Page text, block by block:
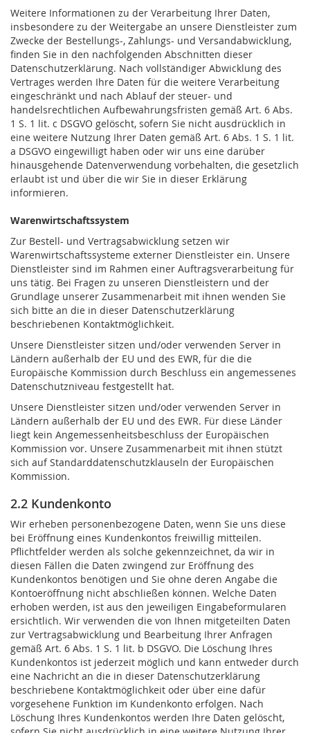
Weitere Informationen zu der Verarbeitung Ihrer Daten,
insbesondere zu der Weitergabe an unsere Dienstleister zum
Zwecke der Bestellungs-, Zahlungs- und Versandabwicklung,
finden Sie in den nachfolgenden Abschnitten dieser
Datenschutzerklärung. Nach vollständiger Abwicklung des
Vertrages werden Ihre Daten für die weitere Verarbeitung
eingeschränkt und nach Ablauf der steuer- und
handelsrechtlichen Aufbewahrungsfristen gemäß Art. 6 Abs.
1 S. 1 lit. c DSGVO gelöscht, sofern Sie nicht ausdrücklich in
eine weitere Nutzung Ihrer Daten gemäß Art. 6 Abs. 1 S. 1 lit.
a DSGVO eingewilligt haben oder wir uns eine darüber
hinausgehende Datenverwendung vorbehalten, die gesetzlich
erlaubt ist und über die wir Sie in dieser Erklärung
informieren.
Warenwirtschaftssystem
Zur Bestell- und Vertragsabwicklung setzen wir
Warenwirtschaftssysteme externer Dienstleister ein. Unsere
Dienstleister sind im Rahmen einer Auftragsverarbeitung für
uns tätig. Bei Fragen zu unseren Dienstleistern und der
Grundlage unserer Zusammenarbeit mit ihnen wenden Sie
sich bitte an die in dieser Datenschutzerklärung
beschriebenen Kontaktmöglichkeit.
Unsere Dienstleister sitzen und/oder verwenden Server in
Ländern außerhalb der EU und des EWR, für die die
Europäische Kommission durch Beschluss ein angemessenes
Datenschutzniveau festgestellt hat.
Unsere Dienstleister sitzen und/oder verwenden Server in
Ländern außerhalb der EU und des EWR. Für diese Länder
liegt kein Angemessenheitsbeschluss der Europäischen
Kommission vor. Unsere Zusammenarbeit mit ihnen stützt
sich auf Standarddatenschutzklauseln der Europäischen
Kommission.
2.2 Kundenkonto
Wir erheben personenbezogene Daten, wenn Sie uns diese
bei Eröffnung eines Kundenkontos freiwillig mitteilen.
Pflichtfelder werden als solche gekennzeichnet, da wir in
diesen Fällen die Daten zwingend zur Eröffnung des
Kundenkontos benötigen und Sie ohne deren Angabe die
Kontoeröffnung nicht abschließen können. Welche Daten
erhoben werden, ist aus den jeweiligen Eingabeformularen
ersichtlich. Wir verwenden die von Ihnen mitgeteilten Daten
zur Vertragsabwicklung und Bearbeitung Ihrer Anfragen
gemäß Art. 6 Abs. 1 S. 1 lit. b DSGVO. Die Löschung Ihres
Kundenkontos ist jederzeit möglich und kann entweder durch
eine Nachricht an die in dieser Datenschutzerklärung
beschriebene Kontaktmöglichkeit oder über eine dafür
vorgesehene Funktion im Kundenkonto erfolgen. Nach
Löschung Ihres Kundenkontos werden Ihre Daten gelöscht,